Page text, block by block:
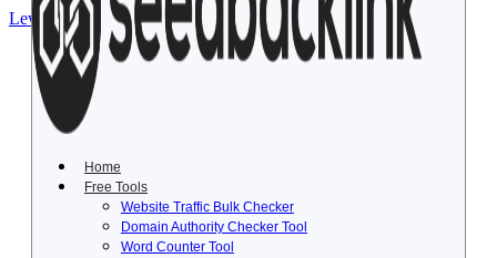
Lewati ke konten
Home
Free Tools
Website Traffic Bulk Checker
Domain Authority Checker Tool
Word Counter Tool